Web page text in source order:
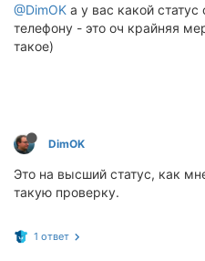
@DimOK а у вас какой
телефону - это оч крайняя
такое)
DimOK
Это на высший статус, как
такую проверку.
1 ответ